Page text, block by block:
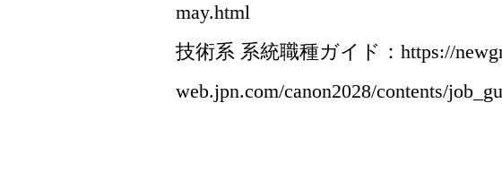
may.html
技術系 系統職種ガイド：https://
web.jpn.com/canon2028/contents/